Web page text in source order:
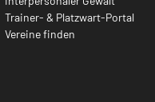
Trainer- & Platzwart-Portal
Vereine finden